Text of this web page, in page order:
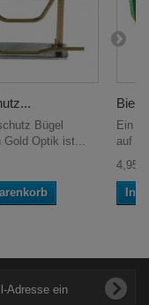
Bügel
Gold Optik ist...
Ein
auf
4,95 €
In